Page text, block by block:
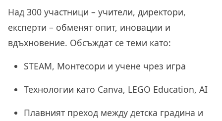
Над 300 участници – учители, директори,
експерти – обменят опит, иновации и
вдъхновение. Обсъждат се теми като:
STEAM, Монтесори и учене чрез игра
Технологии като Canva, LEGO Education, AI
Плавният преход между детска градина и